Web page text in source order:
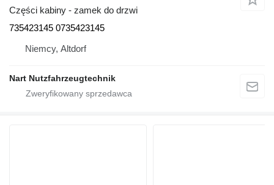
Części kabiny - zamek do drzwi
735423145 0735423145
Niemcy, Altdorf
Nart Nutzfahrzeugtechnik